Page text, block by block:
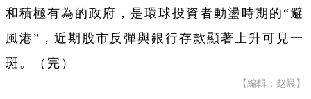
和積極有為的政府，是環球投資者動盪時期的“避
風港”，近期股市反彈與銀行存款顯著上升可見一
斑。（完）
【編輯：赵晨】